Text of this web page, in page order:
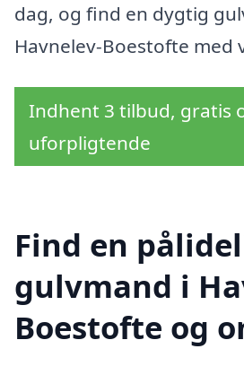
dag, og find en dygtig
Havnelev-Boestofte med
Indhent 3 tilbud, gratis
uforpligtende
Find en
gulvmand i
Boestofte og